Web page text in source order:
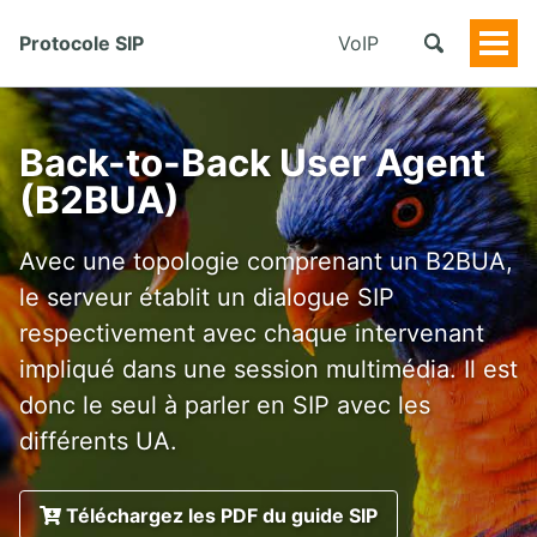
Protocole SIP VoIP
Back-to-Back User Agent
(B2BUA)
Avec une topologie comprenant un B2BUA,
le serveur établit un dialogue SIP
respectivement avec chaque intervenant
impliqué dans une session multimédia. Il est
donc le seul à parler en SIP avec les
différents UA.
Téléchargez les PDF du guide SIP